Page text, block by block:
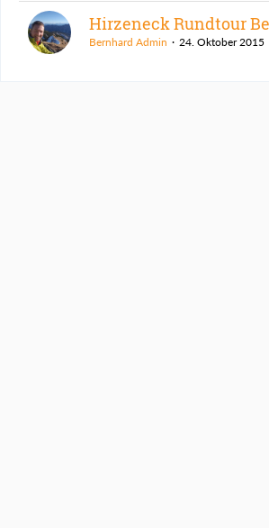
Hirzeneck Rundtour
Bernhard Admin 24. Oktober 2015